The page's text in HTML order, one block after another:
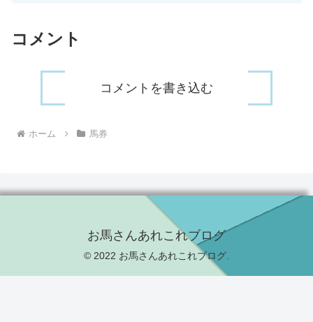
コメント
コメントを書き込む
ホーム 馬券
お馬さんあれこれブログ
© 2022 お馬さんあれこれブログ.